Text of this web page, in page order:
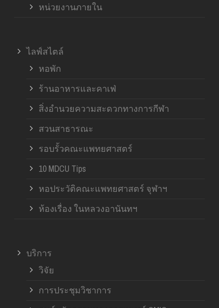
หน่วยงานภายใน
ไลฟ์สไตล์
หอพัก
ร้านอาหารและคาเฟ่
สิ่งอำนวยความสะดวกทางการกีฬา
สวนสาธารณะ
รอบรั้วคณะแพทยศาสตร์
10 MDCU Tips
หอประวัติคณะแพทยศาสตร์ จุฬาฯ
ห้องเรื่อง ในหลวงอานันทฯ
บริการ
วิจัย
การประชุมวิชาการ